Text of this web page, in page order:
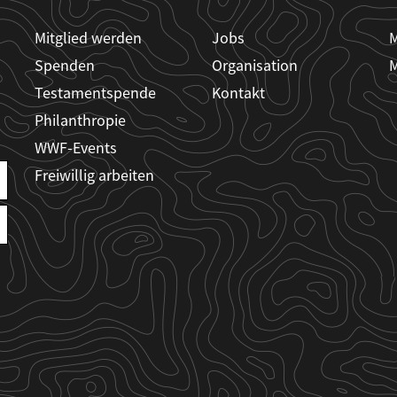
Mitglied werden
Spenden
Testamentspende
Philanthropie
WWF-Events
Freiwillig arbeiten
Jobs
Organisation
Kontakt